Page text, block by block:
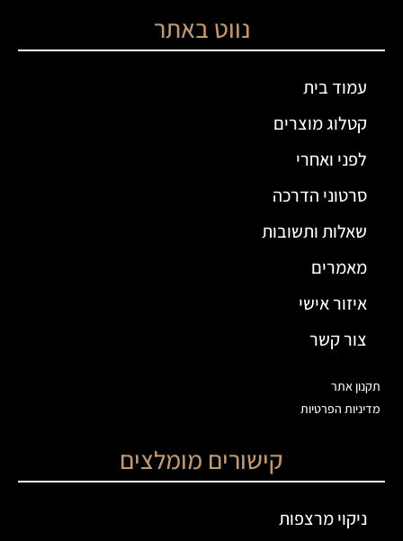
נווט באתר
עמוד בית
קטלוג מוצרים
לפני ואחרי
סרטוני הדרכה
שאלות ותשובות
מאמרים
איזור אישי
צור קשר
תקנון אתר
מדיניות הפרטיות
קישורים מומלצים
ניקוי מרצפות